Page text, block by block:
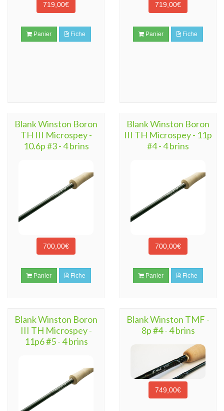
719,00€
Panier Fiche
719,00€
Panier Fiche
Blank Winston Boron
TH III Microspey -
10.6p #3 - 4 brins
700,00€
Panier Fiche
Blank Winston Boron
III TH Microspey - 11p
#4 - 4 brins
700,00€
Panier Fiche
Blank Winston Boron
III TH Microspey -
11p6 #5 - 4 brins
Blank Winston TMF -
8p #4 - 4 brins
749,00€